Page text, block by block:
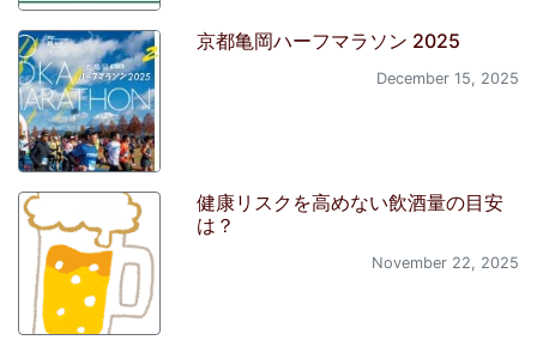
京都亀岡ハーフマラソン 2025
December 15, 2025
健康リスクを高めない飲酒量の目安
は？
November 22, 2025